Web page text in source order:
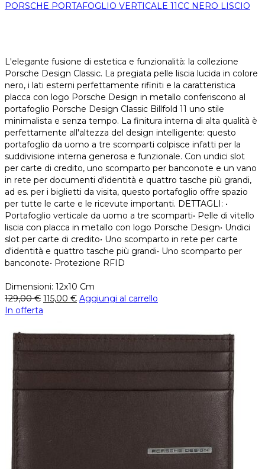
PORSCHE PORTAFOGLIO VERTICALE 11CC NERO LISCIO
L'elegante fusione di estetica e funzionalità: la collezione
Porsche Design Classic. La pregiata pelle liscia lucida in colore
nero, i lati esterni perfettamente rifiniti e la caratteristica
placca con logo Porsche Design in metallo conferiscono al
portafoglio Porsche Design Classic Billfold 11 uno stile
minimalista e senza tempo. La finitura interna di alta qualità è
perfettamente all'altezza del design intelligente: questo
portafoglio da uomo a tre scomparti colpisce infatti per la
suddivisione interna generosa e funzionale. Con undici slot
per carte di credito, uno scomparto per banconote e un vano
in rete per documenti d'identità e quattro tasche più grandi,
ad es. per i biglietti da visita, questo portafoglio offre spazio
per tutte le carte e le ricevute importanti. DETTAGLI: •
Portafoglio verticale da uomo a tre scomparti• Pelle di vitello
liscia con placca in metallo con logo Porsche Design• Undici
slot per carte di credito• Uno scomparto in rete per carte
d'identità e quattro tasche più grandi• Uno scomparto per
banconote• Protezione RFID
Dimensioni: 12x10 Cm
129,00€ 115,00 € Aggiungi al carrello
In offerta